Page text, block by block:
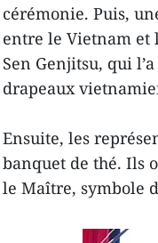
cérémonie. Puis,
entre le Vietnam et
Sen Genjitsu, qui
drapeaux
Ensuite, les
banquet de thé. Ils
le Maître, symbole